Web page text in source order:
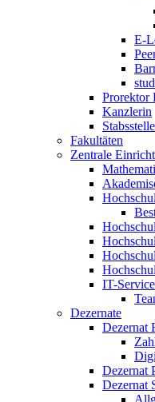
E-
Prorektor
Kanzlerin
Fakultäten
Zentrale
IT-
Dezernate
Dezernat
Dezernat
Dezernat